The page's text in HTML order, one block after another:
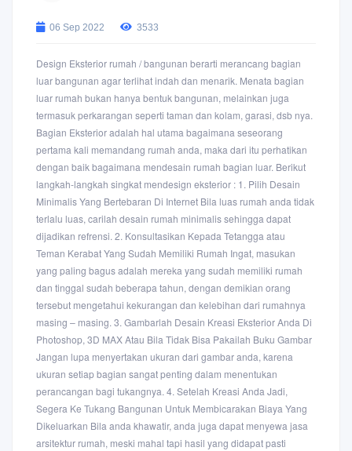
06 Sep 2022 3533
Design Eksterior rumah / bangunan berarti merancang bagian
luar bangunan agar terlihat indah dan menarik. Menata bagian
luar rumah bukan hanya bentuk bangunan, melainkan juga
termasuk perkarangan seperti taman dan kolam, garasi, dsb nya.
Bagian Eksterior adalah hal utama bagaimana seseorang
pertama kali memandang rumah anda, maka dari itu perhatikan
dengan baik bagaimana mendesain rumah bagian luar. Berikut
langkah-langkah singkat mendesign eksterior : 1. Pilih Desain
Minimalis Yang Bertebaran Di Internet Bila luas rumah anda tidak
terlalu luas, carilah desain rumah minimalis sehingga dapat
dijadikan refrensi. 2. Konsultasikan Kepada Tetangga atau
Teman Kerabat Yang Sudah Memiliki Rumah Ingat, masukan
yang paling bagus adalah mereka yang sudah memiliki rumah
dan tinggal sudah beberapa tahun, dengan demikian orang
tersebut mengetahui kekurangan dan kelebihan dari rumahnya
masing – masing. 3. Gambarlah Desain Kreasi Eksterior Anda Di
Photoshop, 3D MAX Atau Bila Tidak Bisa Pakailah Buku Gambar
Jangan lupa menyertakan ukuran dari gambar anda, karena
ukuran setiap bagian sangat penting dalam menentukan
perancangan bagi tukangnya. 4. Setelah Kreasi Anda Jadi,
Segera Ke Tukang Bangunan Untuk Membicarakan Biaya Yang
Dikeluarkan Bila anda khawatir, anda juga dapat menyewa jasa
arsitektur rumah, meski mahal tapi hasil yang didapat pasti